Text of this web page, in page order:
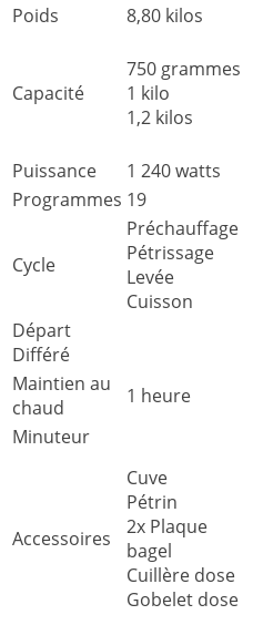
Poids
8,80 kilos
Capacité
750 grammes
1 kilo
1,2 kilos
Puissance 1 240 watts
Programmes 19
Cycle
Préchauffage
Pétrissage
Levée
Cuisson
Départ
Différé
Maintien au
chaud
1 heure
Minuteur
Accessoires
Cuve
Pétrin
2x Plaque
bagel
Cuillère dose
Gobelet dose